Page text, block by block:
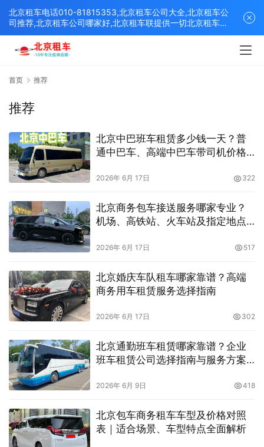
首页 推荐
推荐
北京中巴班车租赁多少钱一天？普
通中巴车、高端中巴车带司机价格
2026年 6月 17日 322
北京商务包车接送服务哪家专业？
机场、高铁站、火车站及指定地点
2026年 6月 17日 517
北京婚庆车队租车哪家靠谱？高端
商务用车租赁服务选择指南
2026年 6月 17日 302
北京通勤班车租赁哪家靠谱？企业
班车租赁公司选择指南与服务方案
2026年 6月 9日 418
北京包车商务租车车型及价格对照
表｜适合场景、车型特点全面解析
北京租车电话010-81815353,北京租车公司大全,北京租车公
司推荐,北京租车公司哪家好,北京租车联提供一切北京租车解
决方案,打造北京优质的租车平台！